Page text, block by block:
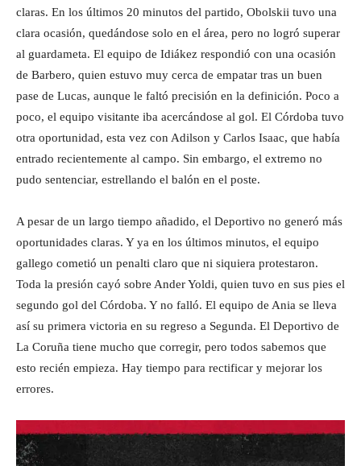
claras. En los últimos 20 minutos del partido, Obolskii tuvo una
clara ocasión, quedándose solo en el área, pero no logró superar
al guardameta. El equipo de Idiákez respondió con una ocasión
de Barbero, quien estuvo muy cerca de empatar tras un buen
pase de Lucas, aunque le faltó precisión en la definición. Poco a
poco, el equipo visitante iba acercándose al gol. El Córdoba tuvo
otra oportunidad, esta vez con Adilson y Carlos Isaac, que había
entrado recientemente al campo. Sin embargo, el extremo no
pudo sentenciar, estrellando el balón en el poste.
A pesar de un largo tiempo añadido, el Deportivo no generó más
oportunidades claras. Y ya en los últimos minutos, el equipo
gallego cometió un penalti claro que ni siquiera protestaron.
Toda la presión cayó sobre Ander Yoldi, quien tuvo en sus pies el
segundo gol del Córdoba. Y no falló. El equipo de Ania se lleva
así su primera victoria en su regreso a Segunda. El Deportivo de
La Coruña tiene mucho que corregir, pero todos sabemos que
esto recién empieza. Hay tiempo para rectificar y mejorar los
errores.